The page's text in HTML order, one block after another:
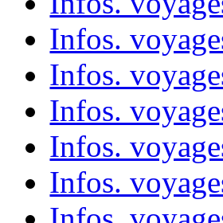
Infos.
Infos.
Infos.
Infos.
Infos.